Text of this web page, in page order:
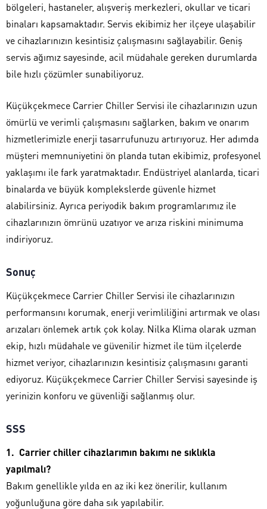
bölgeleri, hastaneler, alışveriş merkezleri, okullar ve ticari
binaları kapsamaktadır. Servis ekibimiz her ilçeye ulaşabilir
ve cihazlarınızın kesintisiz çalışmasını sağlayabilir. Geniş
servis ağımız sayesinde, acil müdahale gereken durumlarda
bile hızlı çözümler sunabiliyoruz.
Küçükçekmece Carrier Chiller Servisi ile cihazlarınızın uzun
ömürlü ve verimli çalışmasını sağlarken, bakım ve onarım
hizmetlerimizle enerji tasarrufunuzu artırıyoruz. Her adımda
müşteri memnuniyetini ön planda tutan ekibimiz, profesyonel
yaklaşımı ile fark yaratmaktadır. Endüstriyel alanlarda, ticari
binalarda ve büyük komplekslerde güvenle hizmet
alabilirsiniz. Ayrıca periyodik bakım programlarımız ile
cihazlarınızın ömrünü uzatıyor ve arıza riskini minimuma
indiriyoruz.
Sonuç
Küçükçekmece Carrier Chiller Servisi ile cihazlarınızın
performansını korumak, enerji verimliliğini artırmak ve olası
arızaları önlemek artık çok kolay. Nilka Klima olarak uzman
ekip, hızlı müdahale ve güvenilir hizmet ile tüm ilçelerde
hizmet veriyor, cihazlarınızın kesintisiz çalışmasını garanti
ediyoruz. Küçükçekmece Carrier Chiller Servisi sayesinde iş
yerinizin konforu ve güvenliği sağlanmış olur.
SSS
Carrier chiller cihazlarımın bakımı ne sıklıkla
yapılmalı?
Bakım genellikle yılda en az iki kez önerilir, kullanım
yoğunluğuna göre daha sık yapılabilir.